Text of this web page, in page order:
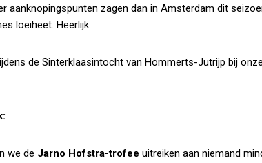
aanknopingspunten zagen dan in Amsterdam dit
loeiheet. Heerlijk.
de Sinterklaasintocht van Hommerts-Jutrijp bij
we de Jarno Hofstra-trofee uitreiken aan niemand